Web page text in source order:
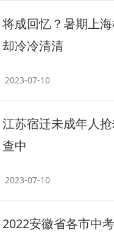
将成回忆？暑期上
却冷冷清清
2023-07-10
江苏宿迁未成年人
查中
2023-07-10
2022安徽省各市中